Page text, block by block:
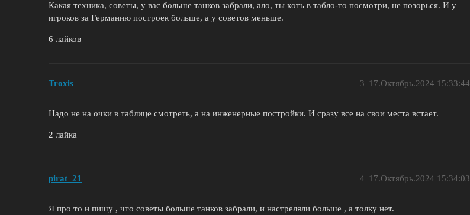
Какая техника, советы, у вас больше танков забрали, ало, ты хоть в табло-то посмотри, не позорься. И у
игроков за Германию построек больше, а у советов меньше.
6 лайков
Troxis 17.Октябрь.2024 15:33:44
3
Надо не на очки в таблице смотреть, а на инженерные постройки. И сразу все на свои места встает.
2 лайка
pirat_21 17.Октябрь.2024 15:34:03
4
Я про то и пишу , что советы больше танков забрали, и настреляли больше , а толку нет.